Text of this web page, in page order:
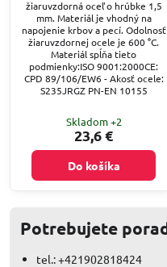
žiaruvzdorná oceľ o hrúbke 1,5
mm. Materiál je vhodný na
napojenie krbov a pecí. Odolnosť
žiaruvzdornej ocele je 600 °C.
Materiál spĺňa tieto
podmienky:ISO 9001:2000CE:
CPD 89/106/EW6 - Akosť ocele:
S235JRGZ PN-EN 10155
Skladom +2
23,6 €
Do košíka
Potrebujete
tel.: +421902818424